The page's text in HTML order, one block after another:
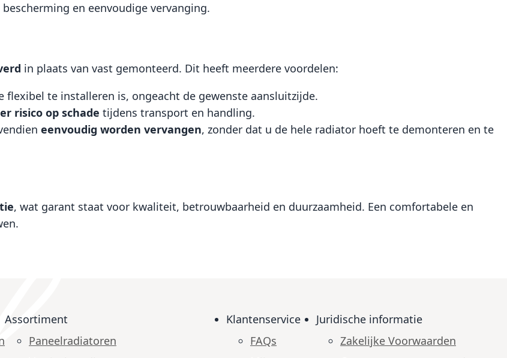
en eenvoudige vervanging.
in plaats van vast gemonteerd. Dit heeft meerdere voordelen:
flexibel te installeren is, ongeacht de gewenste aansluitzijde.
risico op schade tijdens transport en handling.
eenvoudig worden vervangen, zonder dat u de hele radiator hoeft te demonteren en te
, wat garant staat voor kwaliteit, betrouwbaarheid en duurzaamheid. Een comfortabele en
Assortiment
Paneelradiatoren
Klantenservice
FAQs
Juridische informatie
Zakelijke Voorwaarden